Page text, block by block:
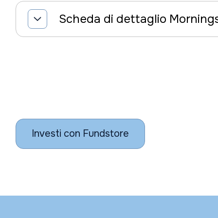
Scheda di dettaglio
Investi con Fundstore